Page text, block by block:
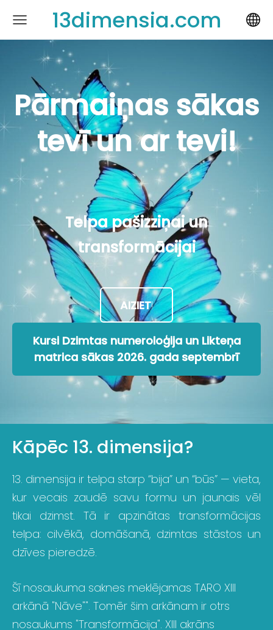
13dimensia.com
Pārmaiņas sākas
tevī un ar tevi!
Telpa pašizziņai un
transformācijai
AIZIET!​
Kursi Dzimtas numeroloģija un Likteņa
matrica sākas 2026. gada septembrī
Kāpēc 13. dimensija?
13. dimensija ir telpa starp “bija” un “būs” — vieta,
kur vecais zaudē savu formu un jaunais vēl
tikai dzimst. Tā ir apzinātas transformācijas
telpa: cilvēkā, domāšanā, dzimtas stāstos un
dzīves pieredzē.
Šī nosaukuma saknes meklējamas TARO XIII
arkānā "Nāve"". Tomēr šim arkānam ir otrs
nosaukums "Transformācija". XIII akrāns